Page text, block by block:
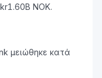
NOK.
μειώθηκε κατά